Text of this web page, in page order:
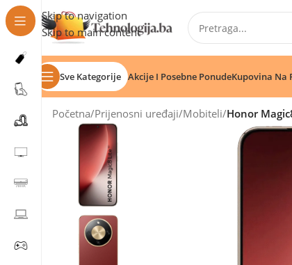
Skip to navigation
Skip to main content
Sve Kategorije Akcije I Posebne PonudeKupovina Na
Početna/Prijenosni uređaji/Mobiteli/Honor